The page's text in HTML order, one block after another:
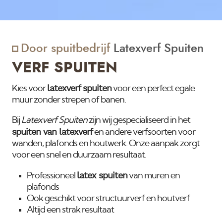
Door spuitbedrijf Latexverf Spuiten
VERF SPUITEN
Kies voorlatexverf spuitenvoor een perfect egale
muur zonder strepen of banen.
Bij Latexverf Spuitenzijn wij gespecialiseerd in het
spuiten van latexverfen andere verfsoorten voor
wanden, plafonds en houtwerk. Onze aanpak zorgt
voor een snel en duurzaam resultaat.
Professioneel latex spuitenvan muren en
plafonds
Ook geschikt voor structuurverf en houtverf
Altijd een strak resultaat